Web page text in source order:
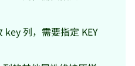
key 列，需要指定 KEY